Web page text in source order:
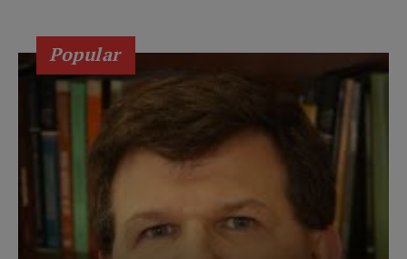
Popular